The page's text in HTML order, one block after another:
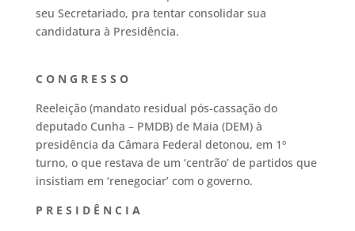
seu Secretariado, pra tentar consolidar sua
candidatura à Presidência.
C O N G R E S S O
Reeleição (mandato residual pós-cassação do
deputado Cunha – PMDB) de Maia (DEM) à
presidência da Câmara Federal detonou, em 1º
turno, o que restava de um ‘centrão’ de partidos que
insistiam em ‘renegociar’ com o governo.
P R E S I D Ê N C I A